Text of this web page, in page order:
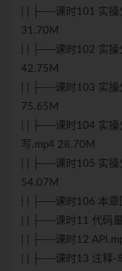
| | ├──课时101 实操
31.70M
| | ├──课时102 实操
42.75M
| | ├──课时103 实操
75.65M
| | ├──课时104 实操
写.mp4 28.70M
| | ├──课时105 实操
54.07M
| | ├──课时106 本章
| | ├──课时11 代码
| | ├──课时12
| | ├──课时13 注释-